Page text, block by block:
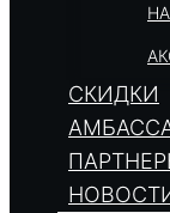
СКИДКИ